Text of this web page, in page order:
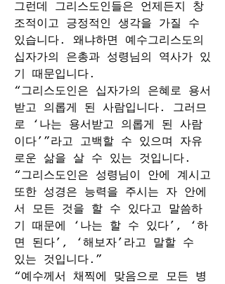
그런데 그리스도인들은 언제든지 창
조적이고 긍정적인 생각을 가질 수
있습니다. 왜냐하면 예수그리스도의
십자가의 은총과 성령님의 역사가 있
기 때문입니다.
“그리스도인은 십자가의 은혜로 용서
받고 의롭게 된 사람입니다. 그러므
로 ‘나는 용서받고 의롭게 된 사람
이다’”라고 고백할 수 있으며 자유
로운 삶을 살 수 있는 것입니다.
“그리스도인은 성령님이 안에 계시고
또한 성경은 능력을 주시는 자 안에
서 모든 것을 할 수 있다고 말씀하
기 때문에 ‘나는 할 수 있다’, ‘하
면 된다’, ‘해보자’라고 말할 수
있는 것입니다.”
“예수께서 채찍에 맞음으로 모든 병